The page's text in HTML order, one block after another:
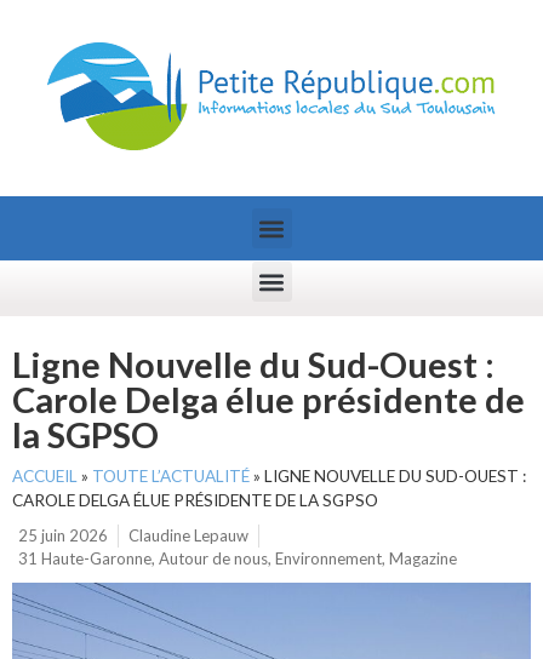
Ligne Nouvelle du Sud-Ouest :
Carole Delga élue présidente de
la SGPSO
ACCUEIL » TOUTE L’ACTUALITÉ» LIGNE NOUVELLE DU SUD-OUEST :
CAROLE DELGA ÉLUE PRÉSIDENTE DE LA SGPSO
25 juin 2026
Claudine Lepauw
31 Haute-Garonne, Autour de nous, Environnement, Magazine